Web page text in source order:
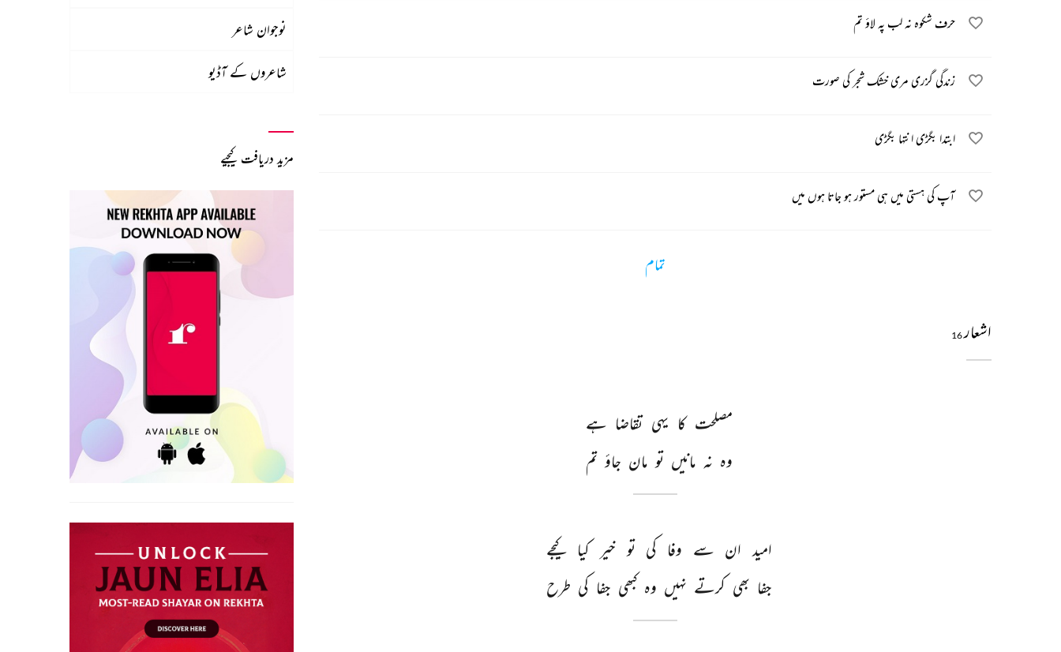
حرف شکوہ نہ لب پہ لاؤ تم
زندگی گزری مری خشک شجر کی صورت
ابتدا بگڑی انتہا بگڑی
آپ کی ہستی میں ہی مستور ہو جاتا ہوں میں
تمام
اشعار16
مصلحت کا یہی تقاضا ہے
وہ نہ مانیں تو مان جاؤ تم
امید ان سے وفا کی تو خیر کیا کیجے
جفا بھی کرتے نہیں وہ کبھی جفا کی طرح
نوجوان شاعر
شاعروں کے آڈیو
مزید دریافت کیجیے